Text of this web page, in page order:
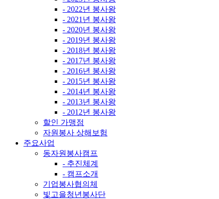
- 2022년 봉사왕
- 2021년 봉사왕
- 2020년 봉사왕
- 2019년 봉사왕
- 2018년 봉사왕
- 2017년 봉사왕
- 2016년 봉사왕
- 2015년 봉사왕
- 2014년 봉사왕
- 2013년 봉사왕
- 2012년 봉사왕
할인 가맹점
자원봉사 상해보험
주요사업
동자원봉사캠프
- 추진체계
- 캠프소개
기업봉사협의체
빛고을청년봉사단